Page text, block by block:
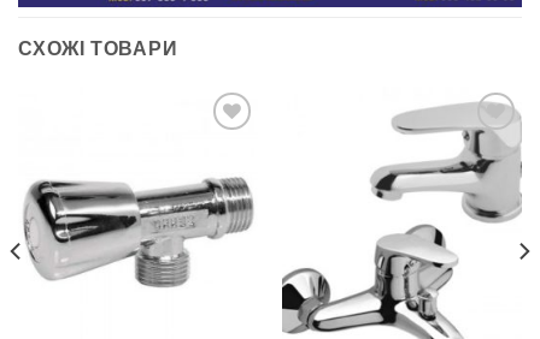
СХОЖІ ТОВАРИ
ДОДАТИ
ДО
СПИСКУ
БАЖАНЬ
ДОДАТИ
ДО
СПИСКУ
БАЖАНЬ